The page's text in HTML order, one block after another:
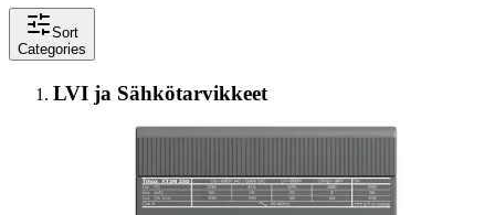
Sort
Categories
LVI ja Sähkötarvikkeet